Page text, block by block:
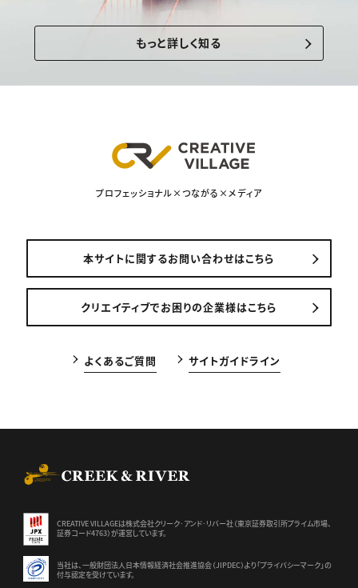
もっと詳しく知る
プロフェッショナル×つながる×メディア
本サイトに関するお問い合わせはこちら
クリエイティブでお困りの企業様はこちら
よくあるご質問 サイトガイドライン
CREATIVE VILLAGEは株式会社クリーク･アンド･リバー社（東京証券取引所プライム市場、
証券コード4763）が運営しています。
当社は、一般財団法人日本情報経済社会推進協会（JIPDEC）より 「プライバシーマーク」の
付与認定を受けています。